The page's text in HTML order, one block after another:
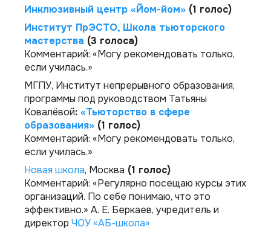
Инклюзивный центр «Йом-йом» (1 голос)
Институт ПрЭСТО, Школа тьюторского
мастерства (3 голоса)
Комментарий: «Могу рекомендовать только,
если училась.»
МГПУ, Институт непрерывного образования,
программы под руководством Татьяны
Ковалёвой: «Тьюторство в сфере
образования» (1 голос)
Комментарий: «Могу рекомендовать только,
если училась.»
Новая школа, Москва (1 голос)
Комментарий: «Регулярно посещаю курсы этих
организаций. По себе понимаю, что это
эффективно.» А. Е. Беркаев, учредитель и
директор ЧОУ «АБ-школа»